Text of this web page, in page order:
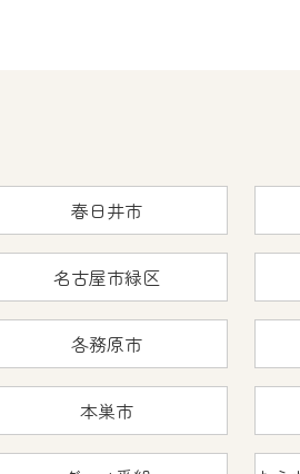
春日井市
名古屋市緑区
各務原市
本巣市